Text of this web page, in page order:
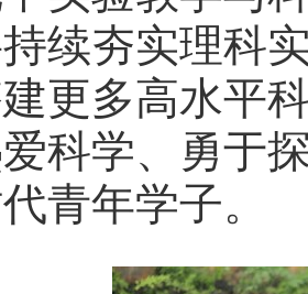
续夯实理科
更多高水平
科学、勇于
青年学子。